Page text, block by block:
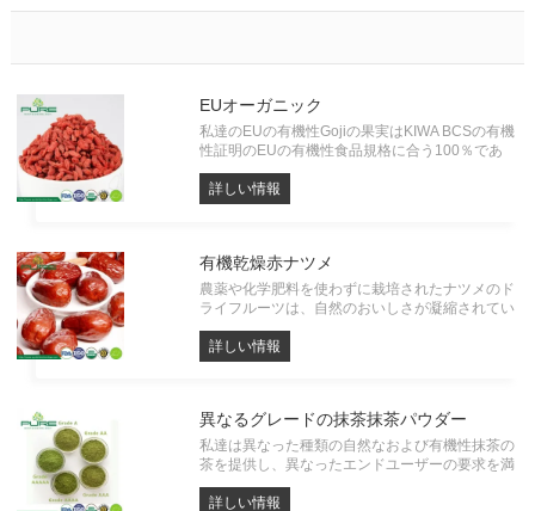
EUオーガニック
私達のEUの有機性Gojiの果実はKIWA BCSの有機
性証明のEUの有機性食品規格に合う100％であ
る。 Organic Gojiのあらゆるバッチは残留農薬、
重金属および微生物のテストを受けなければなら
ない。すべてソースから、独自の工場がありま
詳しい情報
有機乾燥赤ナツメ
農薬や化学肥料を使わずに栽培されたナツメのド
ライフルーツは、自然のおいしさが凝縮されてい
味覚だけでなく、ビタミン、ミネラル、抗酸化物
質を含む栄養価の高いおやつです。プレミアム品
詳しい情報
異なるグレードの抹茶抹茶パウダー
私達は異なった種類の自然なおよび有機性抹茶の
茶を提供し、異なったエンドユーザーの要求を満
たします。
詳しい情報